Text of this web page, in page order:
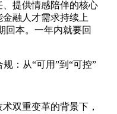
提供情感陪伴的核心
融人才需求持续上
回本。一年内就要回
：从“可用”到“可控”
双重变革的背景下，